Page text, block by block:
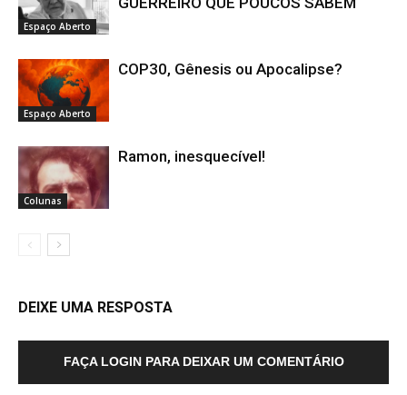
Espaço Aberto
Espaço Aberto
COP30, Gênesis ou Apocalipse?
Colunas
Ramon, inesquecível!
DEIXE UMA RESPOSTA
FAÇA LOGIN PARA DEIXAR UM COMENTÁRIO